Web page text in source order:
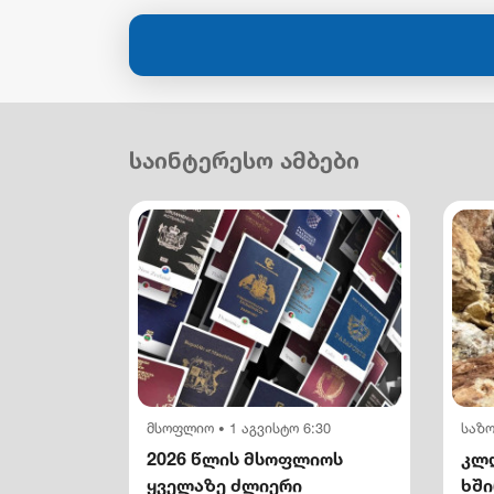
საინტერესო ამბები
მსოფლიო • 1 აგვისტო 6:30
2026 წლის მსოფლიოს
ყველაზე ძლიერი